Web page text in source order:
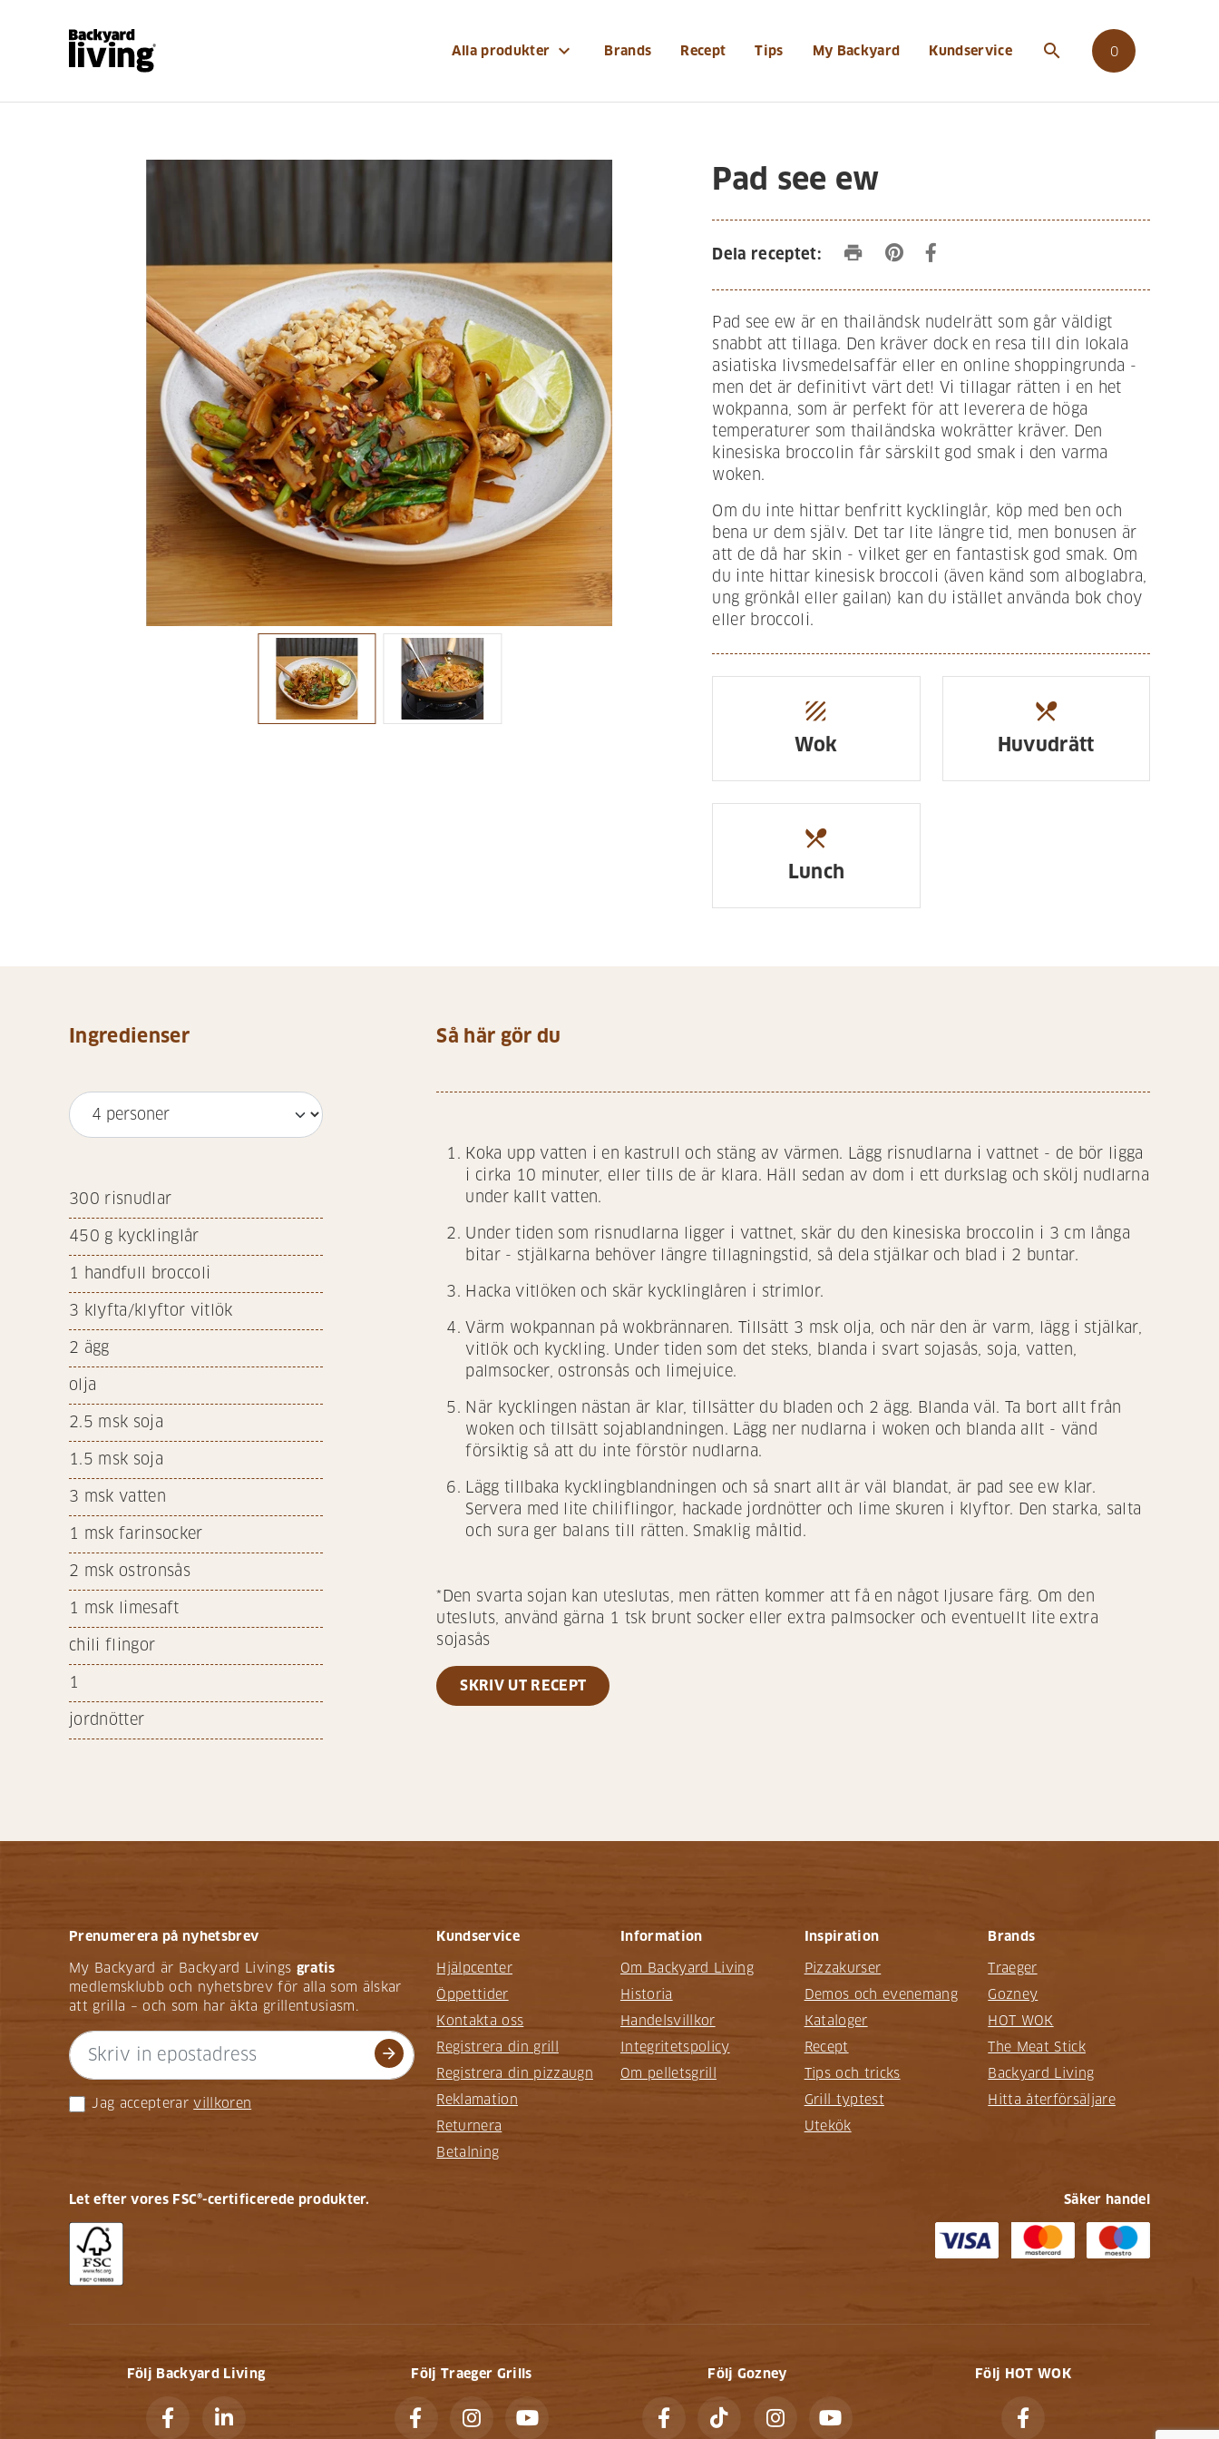
Alla produkter expand_more Brands Recept Tips My Backyard Kundservice search 0
Pad see ew
Dela receptet: print
Pad see ew är en thailändsk nudelrätt som går väldigt
snabbt att tillaga. Den kräver dock en resa till din lokala
asiatiska livsmedelsaffär eller en online shoppingrunda -
men det är definitivt värt det! Vi tillagar rätten i en het
wokpanna, som är perfekt för att leverera de höga
temperaturer som thailändska wokrätter kräver. Den
kinesiska broccolin får särskilt god smak i den varma
woken.
Om du inte hittar benfritt kycklinglår, köp med ben och
bena ur dem själv. Det tar lite längre tid, men bonusen är
att de då har skin - vilket ger en fantastisk god smak. Om
du inte hittar kinesisk broccoli (även känd som alboglabra,
ung grönkål eller gailan) kan du istället använda bok choy
eller broccoli.
texture
Wok
restaurant_menu
Huvudrätt
restaurant_menu
Lunch
Ingredienser
300 risnudlar
450 g kycklinglår
1 handfull broccoli
3 klyfta/klyftor vitlök
2 ägg
olja
2.5 msk soja
1.5 msk soja
3 msk vatten
1 msk farinsocker
2 msk ostronsås
1 msk limesaft
chili flingor
1
jordnötter
Så här gör du
Koka upp vatten i en kastrull och stäng av värmen. Lägg risnudlarna i vattnet - de bör ligga
i cirka 10 minuter, eller tills de är klara. Häll sedan av dom i ett durkslag och skölj nudlarna
under kallt vatten.
Under tiden som risnudlarna ligger i vattnet, skär du den kinesiska broccolin i 3 cm långa
bitar - stjälkarna behöver längre tillagningstid, så dela stjälkar och blad i 2 buntar.
Hacka vitlöken och skär kycklinglåren i strimlor.
Värm wokpannan på wokbrännaren. Tillsätt 3 msk olja, och när den är varm, lägg i stjälkar,
vitlök och kyckling. Under tiden som det steks, blanda i svart sojasås, soja, vatten,
palmsocker, ostronsås och limejuice.
När kycklingen nästan är klar, tillsätter du bladen och 2 ägg. Blanda väl. Ta bort allt från
woken och tillsätt sojablandningen. Lägg ner nudlarna i woken och blanda allt - vänd
försiktig så att du inte förstör nudlarna.
Lägg tillbaka kycklingblandningen och så snart allt är väl blandat, är pad see ew klar.
Servera med lite chiliflingor, hackade jordnötter och lime skuren i klyftor. Den starka, salta
och sura ger balans till rätten. Smaklig måltid.
*Den svarta sojan kan uteslutas, men rätten kommer att få en något ljusare färg. Om den
utesluts, använd gärna 1 tsk brunt socker eller extra palmsocker och eventuellt lite extra
sojasås
SKRIV UT RECEPT
Prenumerera på nyhetsbrev
My Backyard är Backyard Livings gratis
medlemsklubb och nyhetsbrev för alla som älskar
att grilla – och som har äkta grillentusiasm.
arrow_forward
Jag accepterar villkoren
Kundservice
Hjälpcenter
Öppettider
Kontakta oss
Registrera din grill
Registrera din pizzaugn
Reklamation
Returnera
Betalning
Information
Om Backyard Living
Historia
Handelsvillkor
Integritetspolicy
Om pelletsgrill
Inspiration
Pizzakurser
Demos och evenemang
Kataloger
Recept
Tips och tricks
Grill typtest
Utekök
Brands
Traeger
Gozney
HOT WOK
The Meat Stick
Backyard Living
Hitta återförsäljare
Let efter vores FSC®-certificerede produkter. Säker handel
Följ Backyard Living Följ Traeger Grills Följ Gozney Följ HOT WOK